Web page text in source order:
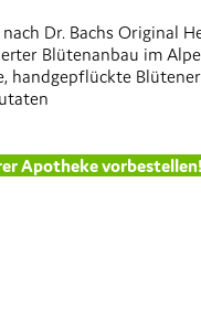
Dr. Bachs Original
Blütenanbau im
handgepflückte
Apotheke vorbestellen!